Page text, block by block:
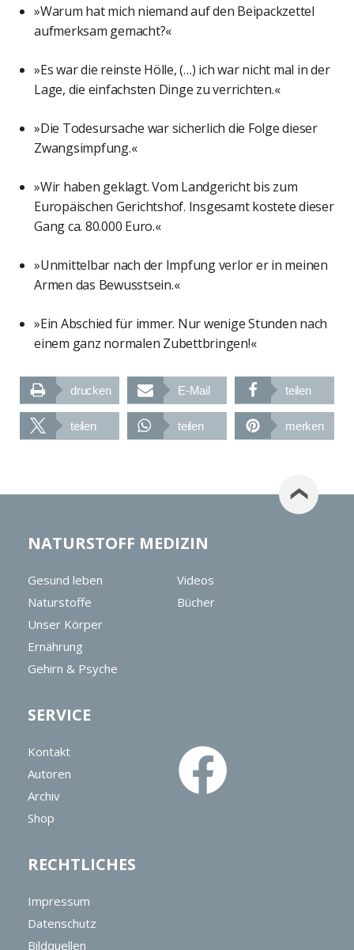
»Warum hat mich niemand auf den Beipackzettel
aufmerksam gemacht?«
»Es war die reinste Hölle, (…) ich war nicht mal in der
Lage, die einfachsten Dinge zu verrichten.«
»Die Todesursache war sicherlich die Folge dieser
Zwangsimpfung.«
»Wir haben geklagt. Vom Landgericht bis zum
Europäischen Gerichtshof. Insgesamt kostete dieser
Gang ca. 80.000 Euro.«
»Unmittelbar nach der Impfung verlor er in meinen
Armen das Bewusstsein.«
»Ein Abschied für immer. Nur wenige Stunden nach
einem ganz normalen Zubettbringen!«
drucken E-Mail teilen
teilen teilen merken
NATURSTOFF MEDIZIN
Gesund leben
Naturstoffe
Unser Körper
Ernährung
Gehirn & Psyche
Videos
Bücher
SERVICE
Kontakt
Autoren
Archiv
Shop
RECHTLICHES
Impressum
Datenschutz
Bildquellen